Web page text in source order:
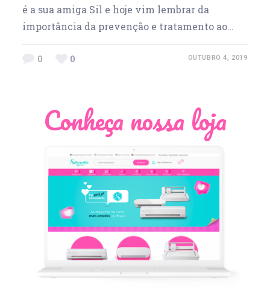
é a sua amiga Sil e hoje vim lembrar da
importância da prevenção e tratamento ao…
0 0 OUTUBRO 4, 2019
Conheça nossa loja
Léia Pastori